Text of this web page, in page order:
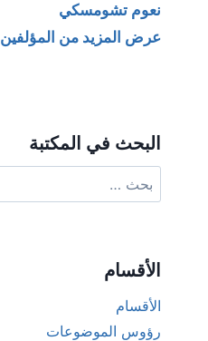
نعوم تشومسكي
عرض المزيد من المؤلفين
البحث في المكتبة
عن:
الأقسام
الأقسام
رؤوس الموضوعات